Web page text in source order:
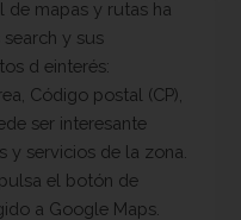
de mapas y rutas ha
y sus
d einterés:
Código postal (CP),
ser interesante
y servicios de la zona.
el botón de
a Google Maps.